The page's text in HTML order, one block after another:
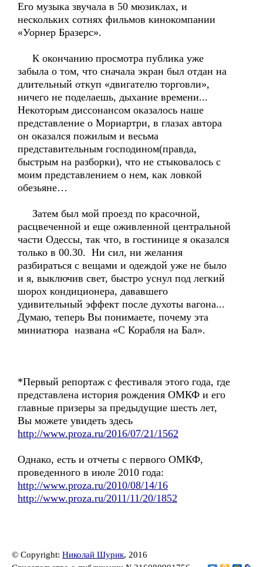
Его музыка звучала в 50 мюзиклах, и
нескольких сотнях фильмов кинокомпании
«Уорнер Бразерс».
К окончанию просмотра публика уже
забыла о том, что сначала экран был отдан на
длительный откуп «двигателю торговли»,
ничего не поделаешь, дыхание времени...
Некоторым диссонансом оказалось наше
представление о Мориартри, в глазах автора
он оказался пожилым и весьма
представительным господином(правда,
быстрым на разборки), что не стыковалось с
моим представлением о нем, как ловкой
обезьяне…
Затем был мой проезд по красочной,
расцвеченной и еще оживленной центральной
части Одессы, так что, в гостинице я оказался
только в 00.30. Ни сил, ни желания
разбираться с вещами и одеждой уже не было
и я, выключив свет, быстро уснул под легкий
шорох кондиционера, дававшего
удивительный эффект после духоты вагона...
Думаю, теперь Вы понимаете, почему эта
миниатюра названа «С Корабля на Бал».
*Первый репортаж с фестиваля этого года, где
представлена история рождения ОМКФ и его
главные призеры за предыдущие шесть лет,
Вы можете увидеть здесь
http://www.proza.ru/2016/07/21/1562
Однако, есть и отчеты с первого ОМКФ,
проведенного в июле 2010 года:
http://www.proza.ru/2010/08/14/16
http://www.proza.ru/2011/11/20/1852
© Copyright: Николай Шурик, 2016